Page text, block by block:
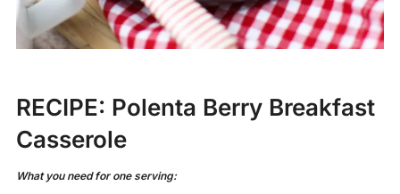
RECIPE: Polenta Berry Breakfast
Casserole
What you need for one serving: